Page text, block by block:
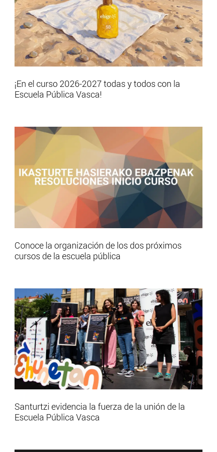
¡En el curso 2026-2027 todas y todos con la
Escuela Pública Vasca!
Conoce la organización de los dos próximos
cursos de la escuela pública
Santurtzi evidencia la fuerza de la unión de la
Escuela Pública Vasca